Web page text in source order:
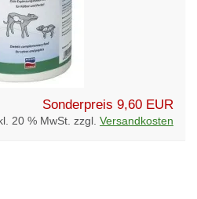
Sonderpreis 9,60 EUR
20 % MwSt. zzgl. Versandkosten